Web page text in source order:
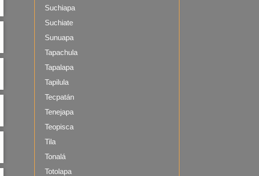
Suchiapa
Suchiate
Sunuapa
Tapachula
Tapalapa
Tapilula
Tecpatán
Tenejapa
Teopisca
Tila
Tonalá
Totolapa